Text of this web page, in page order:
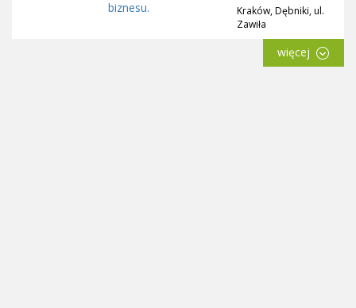
Kraków, Dębniki, ul.
Zawiła
więcej